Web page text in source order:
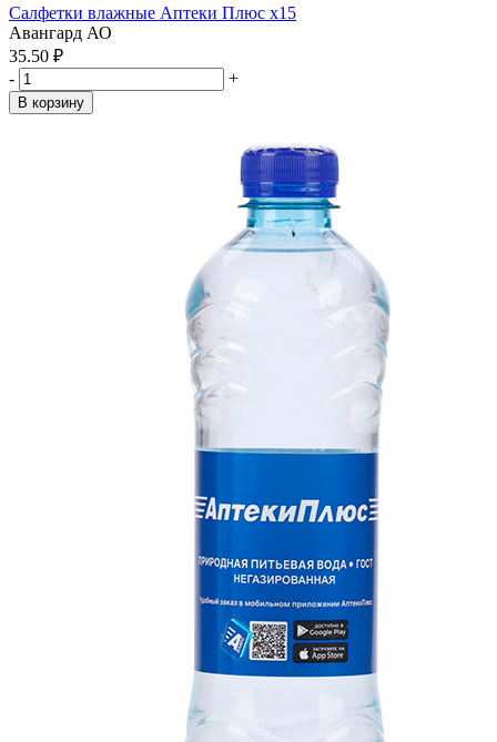
Салфетки влажные Аптеки Плюс x15
Авангард АО
35.50 ₽
-
+
В корзину